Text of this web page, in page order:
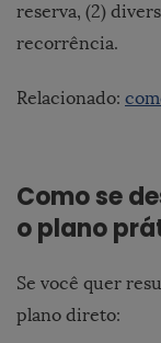
reserva, (2)
recorrência.
Relacionado:
Como se
o plano
Se você quer
plano direto: